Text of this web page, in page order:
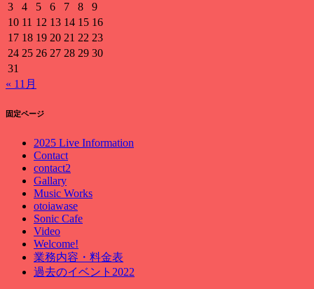
3
4 5 6 7 8
9
10 11 12 13 14 15 16
17 18 19 20 21 22 23
24 25 26 27 28 29 30
31
« 11月
固定ページ
2025 Live Information
Contact
contact2
Gallary
Music Works
otoiawase
Sonic Cafe
Video
Welcome!
業務内容・料金表
過去のイベント2022